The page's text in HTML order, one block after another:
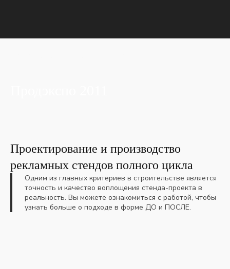
Проектирование и производство
рекламных стендов полного цикла
Одним из главных критериев в строительстве является
точность и качество воплощения стенда-проекта в
реальность. Вы можете ознакомиться с работой, чтобы
узнать больше о подходе в форме ДО и ПОСЛЕ.